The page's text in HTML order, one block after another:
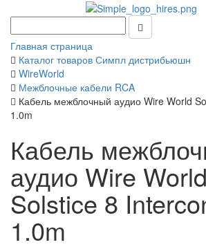
Главная страница
Каталог товаров Симпл дистрибьюшн
WireWorld
Межблочные кабели RCA
Кабель межблочный аудио Wire World
1.0m
Кабель
аудио Wire World
Solstice 8
1.0m